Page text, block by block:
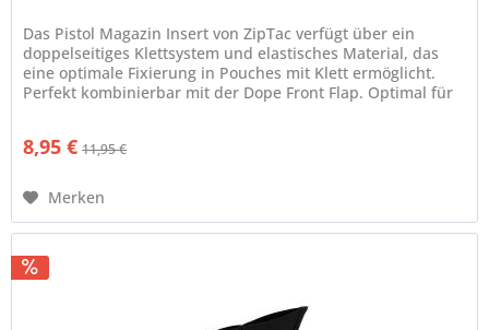
Das Pistol Magazin Insert von ZipTac verfügt über ein
doppelseitiges Klettsystem und elastisches Material, das
eine optimale Fixierung in Pouches mit Klett ermöglicht.
Perfekt kombinierbar mit der Dope Front Flap. Optimal für
8,95 € 11,95 €
Merken